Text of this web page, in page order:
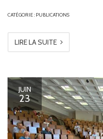
CATÉGORIE : PUBLICATIONS
LIRE LA SUITE
JUIN
23